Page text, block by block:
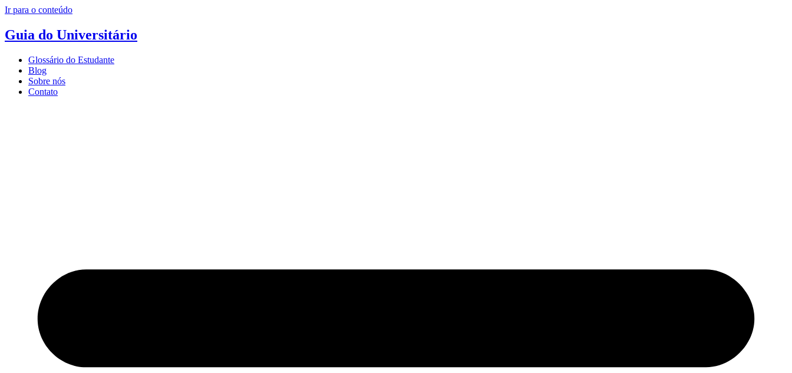
Ir para o conteúdo
Guia do Universitário
Glossário do Estudante
Blog
Sobre nós
Contato